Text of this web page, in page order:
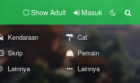
Show Adult Masuk
Kendaraan
Cat
Skrip
Pemain
Lainnya Lainnya